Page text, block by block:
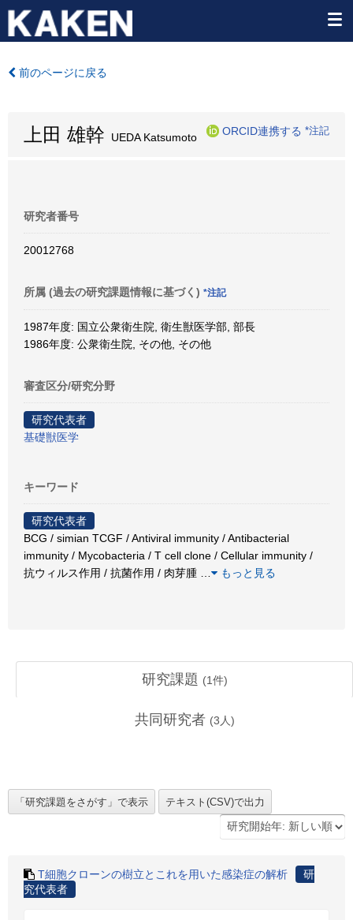
前のページに戻る
上田 雄幹 UEDA Katsumoto
ORCID連携する *注記
研究者番号
20012768
所属 (過去の研究課題情報に基づく) *注記
1987年度: 国立公衆衛生院, 衛生獣医学部, 部長
1986年度: 公衆衛生院, その他, その他
審査区分/研究分野
研究代表者
基礎獣医学
キーワード
研究代表者
BCG / simian TCGF / Antiviral immunity / Antibacterial
immunity / Mycobacteria / T cell clone / Cellular immunity /
抗ウィルス作用 / 抗菌作用 / 肉芽腫
もっと見る
研究課題 (1件)
共同研究者 (3 人)
T細胞クローンの樹立とこれを用いた感染症の解析
研
究代表者